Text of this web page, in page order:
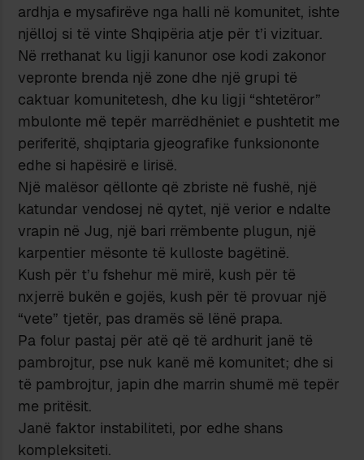
ardhja e mysafirëve nga halli në komunitet, ishte
njëlloj si të vinte Shqipëria atje për t’i vizituar.
Në rrethanat ku ligji kanunor ose kodi zakonor
vepronte brenda një zone dhe një grupi të
caktuar komunitetesh, dhe ku ligji “shtetëror”
mbulonte më tepër marrëdhëniet e pushtetit me
periferitë, shqiptaria gjeografike funksiononte
edhe si hapësirë e lirisë.
Një malësor qëllonte që zbriste në fushë, një
katundar vendosej në qytet, një verior e ndalte
vrapin në Jug, një bari rrëmbente plugun, një
karpentier mësonte të kulloste bagëtinë.
Kush për t’u fshehur më mirë, kush për të
nxjerrë bukën e gojës, kush për të provuar një
“vete” tjetër, pas dramës së lënë prapa.
Pa folur pastaj për atë që të ardhurit janë të
pambrojtur, pse nuk kanë më komunitet; dhe si
të pambrojtur, japin dhe marrin shumë më tepër
me pritësit.
Janë faktor instabiliteti, por edhe shans
kompleksiteti.